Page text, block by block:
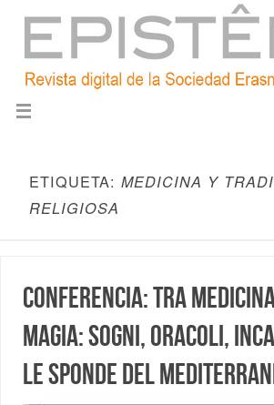
ETIQUETA: MEDICINA Y
RELIGIOSA
Conferencia: Tra
magia: sogni, oracoli,
le sponde del